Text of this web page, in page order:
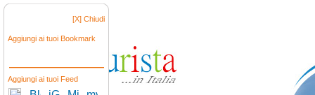
[X] Chiudi
Aggiungi ai tuoi Bookmark
Aggiungi ai tuoi Feed